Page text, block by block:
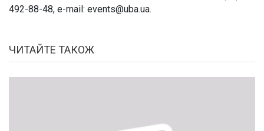
492-88-48, e-mail: events@uba.ua.
ЧИТАЙТЕ ТАКОЖ